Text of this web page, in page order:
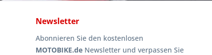
Newsletter
Abonnieren Sie den kostenlosen
MOTOBIKE.de Newsletter und verpassen Sie